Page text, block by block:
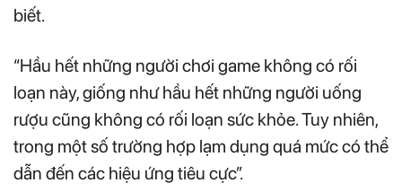
biết.
“Hầu hết những người chơi game không có rối
loạn này, giống như hầu hết những người uống
rượu cũng không có rối loạn sức khỏe. Tuy nhiên,
trong một số trường hợp lạm dụng quá mức có thể
dẫn đến các hiệu ứng tiêu cực”.